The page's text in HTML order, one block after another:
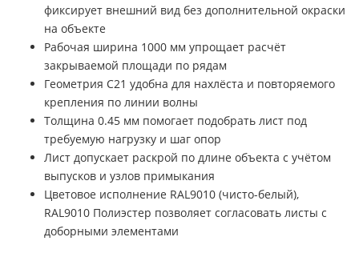
фиксирует внешний вид без дополнительной окраски
на объекте
Рабочая ширина 1000 мм упрощает расчёт
закрываемой площади по рядам
Геометрия C21 удобна для нахлёста и повторяемого
крепления по линии волны
Толщина 0.45 мм помогает подобрать лист под
требуемую нагрузку и шаг опор
Лист допускает раскрой по длине объекта с учётом
выпусков и узлов примыкания
Цветовое исполнение RAL9010 (чисто-белый),
RAL9010 Полиэстер позволяет согласовать листы с
доборными элементами